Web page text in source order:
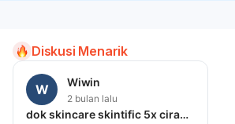
Diskusi Menarik
W Wiwin
2 bulan lalu
dok skincare skintific 5x ciramide yg biru gel itu boleh